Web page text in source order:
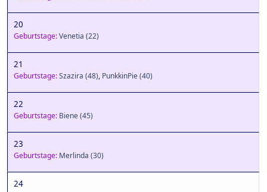
20
Geburtstage:Venetia (22)
21
Geburtstage:Szazira (48), PunkkinPie(40)
22
Geburtstage: Biene(45)
23
Geburtstage: Merlinda (30)
24